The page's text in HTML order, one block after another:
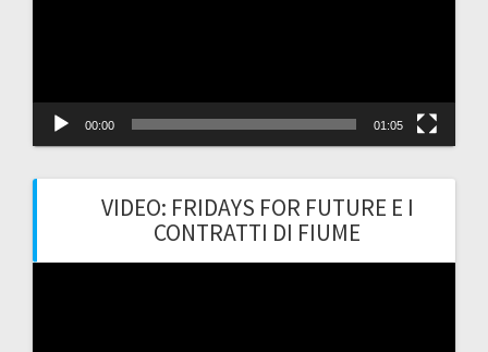
00:00 01:05
VIDEO: FRIDAYS FOR FUTURE E I
CONTRATTI DI FIUME